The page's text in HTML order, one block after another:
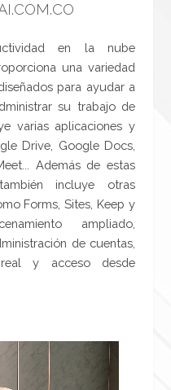
en la nube
una variedad
para ayudar a
su trabajo de
varias aplicaciones y
Drive, Google Docs,
Además de estas
incluye otras
Forms, Sites, Keep y
ampliado,
de cuentas,
y acceso desde